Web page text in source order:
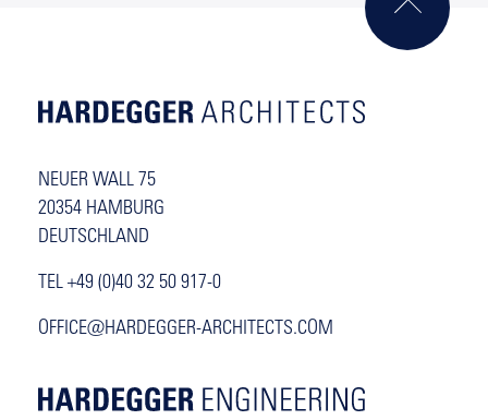
NEUER WALL 75
20354 HAMBURG
DEUTSCHLAND
TEL +49 (0)40 32 50 917-0
OFFICE@HARDEGGER-ARCHITECTS.COM